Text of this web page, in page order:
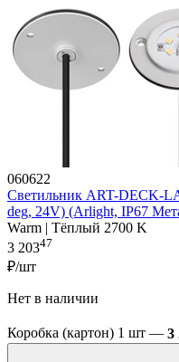
060622
Светильник ART-DECK-
deg, 24V) (Arlight, IP67
Warm | Тёплый 2700 K
3 20347
₽/шт
Нет в наличии
Коробка (картон) 1 шт — 3